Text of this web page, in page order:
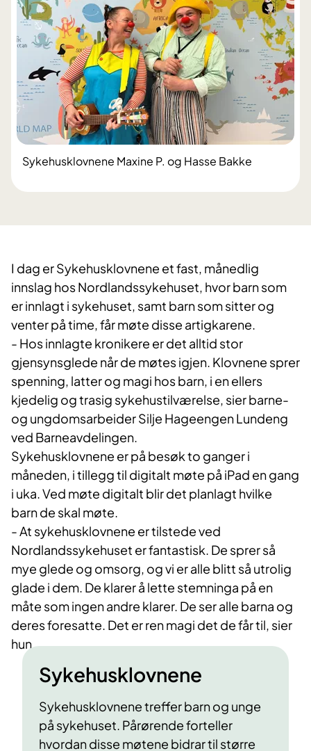
Sykehusklovnene Maxine P. og Hasse Bakke
I dag er Sykehusklovnene et fast, månedlig
innslag hos Nordlandssykehuset, hvor barn som
er innlagt i sykehuset, samt barn som sitter og
venter på time, får møte disse artigkarene.
- Hos innlagte kronikere er det alltid stor
gjensynsglede når de møtes igjen. Klovnene sprer
spenning, latter og magi hos barn, i en ellers
kjedelig og trasig sykehustilværelse, sier barne-
og ungdomsarbeider Silje Hageengen Lundeng
ved Barneavdelingen.
Sykehusklovnene er på besøk to ganger i
måneden, i tillegg til digitalt møte på iPad en gang
i uka. Ved møte digitalt blir det planlagt hvilke
barn de skal møte.
- At sykehusklovnene er tilstede ved
Nordlandssykehuset er fantastisk. De sprer så
mye glede og omsorg, og vi er alle blitt så utrolig
glade i dem. De klarer å lette stemninga på en
måte som ingen andre klarer. De ser alle barna og
deres foresatte. Det er ren magi det de får til, sier
hun.
Sykehusklovnene
Sykehusklovnene treffer barn og unge
på sykehuset. Pårørende forteller
hvordan disse møtene bidrar til større